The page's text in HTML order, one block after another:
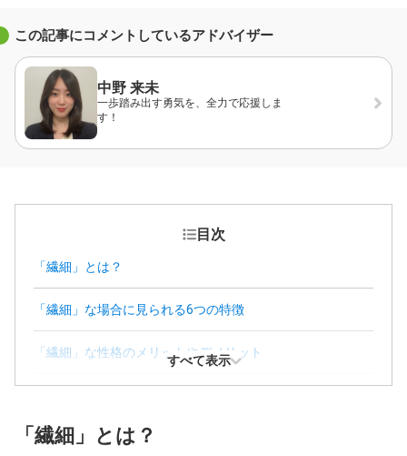
この記事にコメントしているアドバイザー
中野 来未
一歩踏み出す勇気を、全力で応援しま
す！
目次
「繊細」とは？
「繊細」な場合に見られる6つの特徴
「繊細」な性格のメリットやデメリット
「繊細」で悩んだときにおすすめしたい対処法
すべて表示
「繊細」とは？